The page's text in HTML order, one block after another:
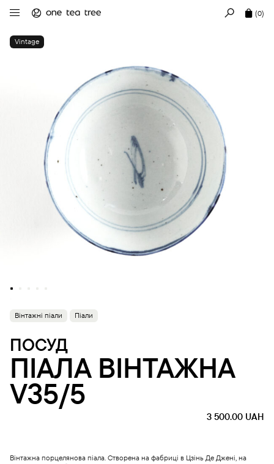
(0)
Vintage
Вінтажні піали Піали
ПОСУД
ПІАЛА ВІНТАЖНА
V35/5
3 500.00 UAH
Вінтажна порцелянова піала. Створена на фабриці в Цзінь Де Джені, на